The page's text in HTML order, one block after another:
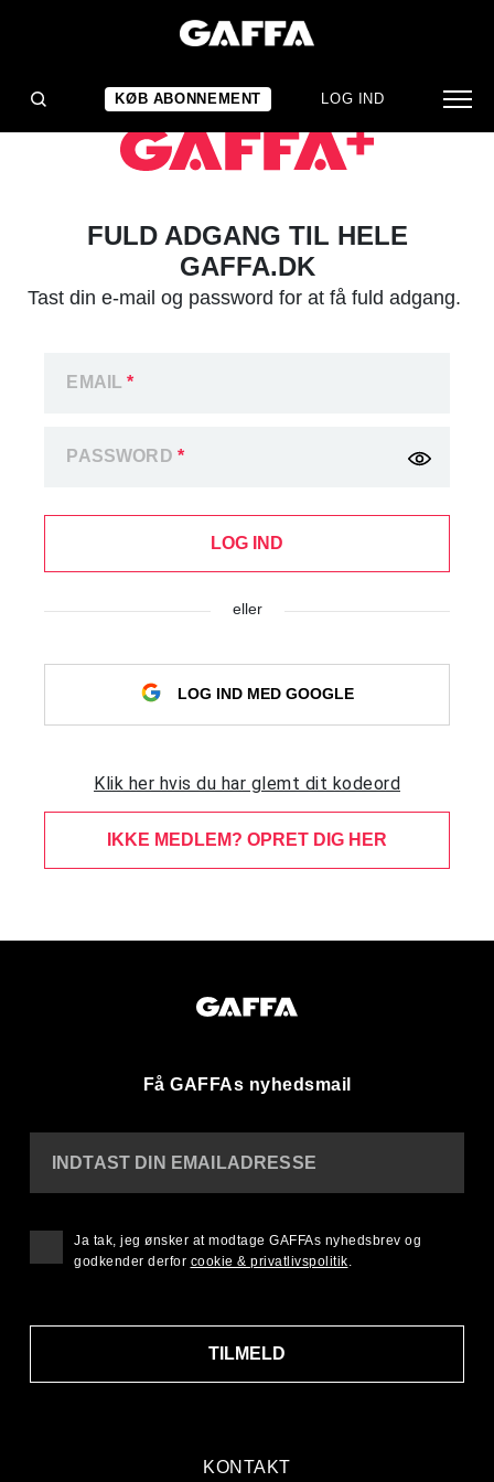
KØB ABONNEMENT LOG IND
FULD ADGANG TIL HELE
GAFFA.DK
Tast din e-mail og password for at få fuld adgang.
EMAIL*
PASSWORD *
LOG IND
eller
LOG IND MED GOOGLE
Klik her hvis du har glemt dit kodeord
IKKE MEDLEM? OPRET DIG HER
Få GAFFAs nyhedsmail
KONTAKT
INDTAST DIN EMAILADRESSE
TILMELD
Ja tak, jeg ønsker at modtage GAFFAs nyhedsbrev og
godkender derfor cookie & privatlivspolitik